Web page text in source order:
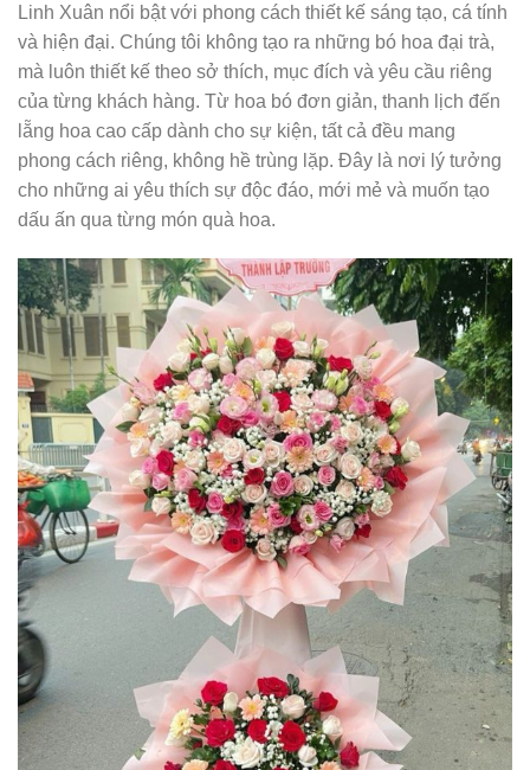
Linh Xuân nổi bật với phong cách thiết kế sáng tạo, cá tính
và hiện đại. Chúng tôi không tạo ra những bó hoa đại trà,
mà luôn thiết kế theo sở thích, mục đích và yêu cầu riêng
của từng khách hàng. Từ hoa bó đơn giản, thanh lịch đến
lẵng hoa cao cấp dành cho sự kiện, tất cả đều mang
phong cách riêng, không hề trùng lặp. Đây là nơi lý tưởng
cho những ai yêu thích sự độc đáo, mới mẻ và muốn tạo
dấu ấn qua từng món quà hoa.